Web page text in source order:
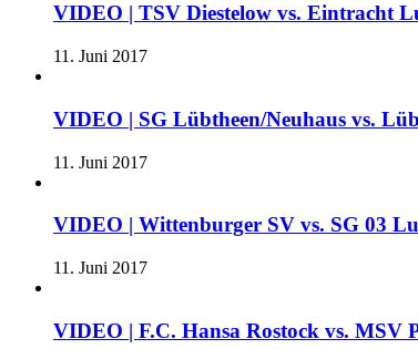
VIDEO | TSV Diestelow vs. Eintracht
11. Juni 2017
VIDEO | SG Lübtheen/Neuhaus vs.
11. Juni 2017
VIDEO | Wittenburger SV vs. SG 03
11. Juni 2017
VIDEO | F.C. Hansa Rostock vs. MSV